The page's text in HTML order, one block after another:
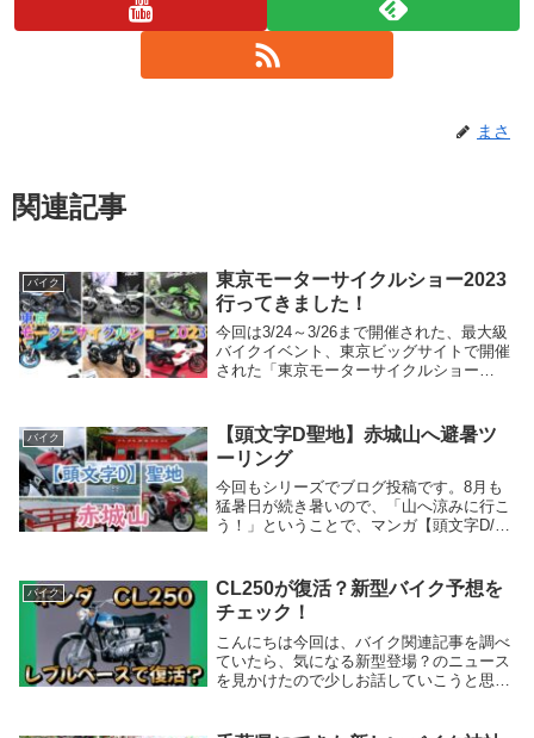
まさ
関連記事
バイク
東京モーターサイクルショー2023
行ってきました！
今回は3/24～3/26まで開催された、最大級
バイクイベント、東京ビッグサイトで開催
された「東京モーターサイクルショー
サイクルショーでも発表されてしまっては
いま...
バイク
【頭文字D聖地】赤城山へ避暑ツ
ーリング
今回もシリーズでブログ投稿です。8月も
猛暑日が続き暑いので、「山へ涼みに行こ
う！」ということで、マンガ【頭文字D/イ
ングと山頂の様子はyoutubeチャンネルの
動画...
バイク
CL250が復活？新型バイク予想を
チェック！
こんにちは今回は、バイク関連記事を調べ
ていたら、気になる新型登場？のニュース
を見かけたので少しお話していこうと思い